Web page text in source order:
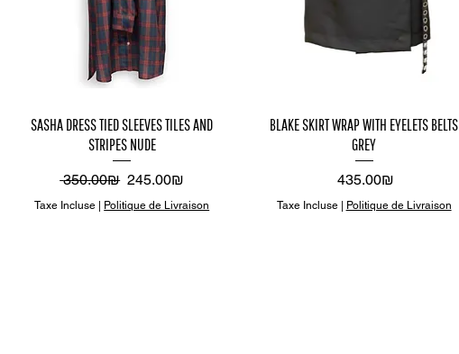
Aperçu
rapide
SASHA DRESS TIED SLEEVES TILES AND
STRIPES NUDE
Prix original
‏350.00 ‏₪ Prix promotionnel
‏245.00 ‏₪
Taxe Incluse | Politique de Livraison
Aperçu
rapide
BLAKE SKIRT WRAP WITH EYELETS BELTS
GREY
Prix ‏435.00 ‏₪
Taxe Incluse| Politique de Livraison